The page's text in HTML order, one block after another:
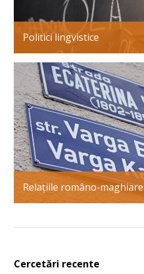
Politici lingvistice
Relațiile româno-maghiare
Cercetări recente